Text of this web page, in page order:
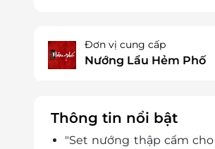
Đơn vị cung cấp
Nướng Lẩu Hẻm Phố
Thông tin nổi bật
"Set nướng thập cẩm